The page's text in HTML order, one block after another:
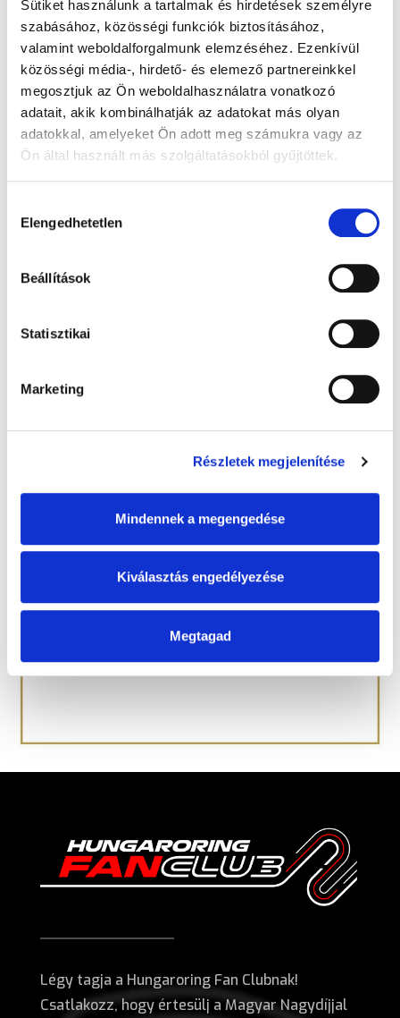
Sütiket használunk a tartalmak és hirdetések személyre
szabásához, közösségi funkciók biztosításához,
valamint weboldalforgalmunk elemzéséhez. Ezenkívül
közösségi média-, hirdető- és elemező partnereinkkel
megosztjuk az Ön weboldalhasználatra vonatkozó
adatait, akik kombinálhatják az adatokat más olyan
adatokkal, amelyeket Ön adott meg számukra vagy az
Ön által használt más szolgáltatásokból gyűjtöttek.
kiválasztása
Elengedhetetlen
Beállítások
Statisztikai
Marketing
Részletek megjelenítése
Mindennek a megengedése
Kiválasztás engedélyezése
Megtagad
Légy tagja a Hungaroring Fan Clubnak!
Csatlakozz, hogy értesülj a Magyar Nagydíjjal